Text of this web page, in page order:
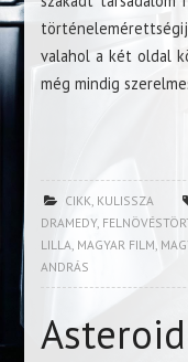
valahol a két oldal
még mindig
CIKK, KULISSZA
DRAMEDY,
LILLA, MAGYAR FILM,
ANDRÁS